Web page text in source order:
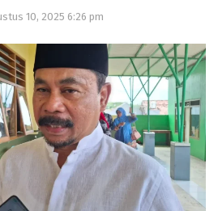
10, 2025 6:26 pm